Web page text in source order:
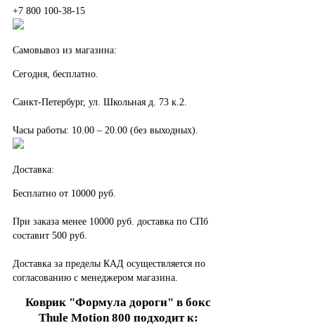
+7 800 100-38-15
Самовывоз из магазина:
Сегодня, бесплатно.
Санкт-Петербург, ул. Школьная д. 73 к.2.
Часы работы: 10.00 – 20.00 (без выходных).
Доставка:
Бесплатно от 10000 руб.
При заказа менее 10000 руб. доставка по СПб
составит 500 руб.
Доставка за пределы КАД осуществляется по
согласованию с менеджером магазина.
Коврик "Формула дороги" в бокс
Thule Motion 800 подходит к: